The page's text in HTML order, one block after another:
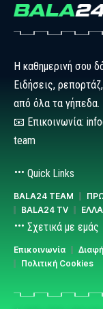
Η καθημερινή σου
Ειδήσεις,
από όλα τα γήπεδα.
📧 Επικοινωνία:
team
Quick Links
BALA24 TEAM
BALA24 TV
Σχετικά με εμάς
Επικοινωνία
Πολιτική Cookies